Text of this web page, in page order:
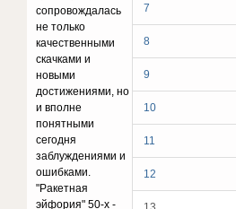
7
8
9
10
11
12
сопровождалась
не только
качественными
скачками и
новыми
достижениями, но
и вполне
понятными
сегодня
заблуждениями и
ошибками.
"Ракетная
эйфория" 50-х -